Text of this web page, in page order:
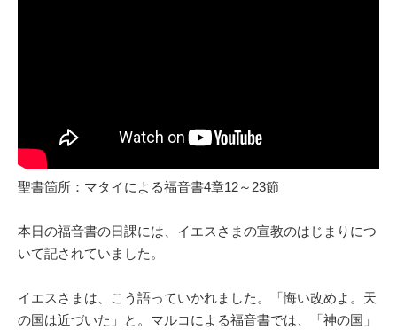
聖書箇所：マタイによる福音書4章12～23節
本日の福音書の日課には、イエスさまの宣教のはじまりにつ
いて記されていました。
イエスさまは、こう語っていかれました。「悔い改めよ。天
の国は近づいた」と。マルコによる福音書では、「神の国」